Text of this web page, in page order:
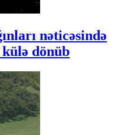
nəticəsində
dönüb